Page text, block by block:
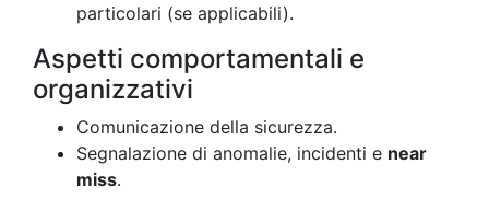
particolari (se applicabili).
Aspetti comportamentali e
organizzativi
Comunicazione della sicurezza.
Segnalazione di anomalie, incidenti e near
miss.